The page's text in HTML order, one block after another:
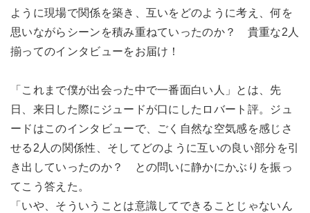
ように現場で関係を築き、互いをどのように考え、何を
思いながらシーンを積み重ねていったのか？ 貴重な2人
揃ってのインタビューをお届け！
「これまで僕が出会った中で一番面白い人」とは、先
日、来日した際にジュードが口にしたロバート評。ジュ
ードはこのインタビューで、ごく自然な空気感を感じさ
せる2人の関係性、そしてどのように互いの良い部分を引
き出していったのか？ との問いに静かにかぶりを振っ
てこう答えた。
「いや、そういうことは意識してできることじゃないん